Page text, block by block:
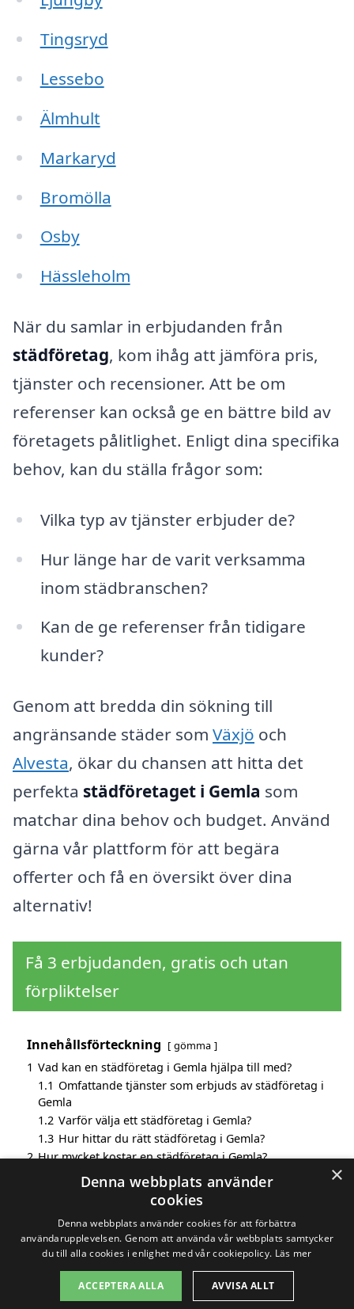
Tingsryd
Lessebo
Älmhult
Markaryd
Bromölla
Osby
Hässleholm
När du samlar in erbjudanden från
städföretag, kom ihåg att jämföra pris,
tjänster och recensioner. Att be om
referenser kan också ge en bättre bild av
företagets pålitlighet. Enligt dina specifika
behov, kan du ställa frågor som:
Vilka typ av tjänster erbjuder de?
Hur länge har de varit verksamma
inom städbranschen?
Kan de ge referenser från tidigare
kunder?
Genom att bredda din sökning till
angränsande städer som Växjö och
Alvesta, ökar du chansen att hitta det
perfekta städföretaget i Gemla som
matchar dina behov och budget. Använd
gärna vår plattform för att begära
offerter och få en översikt över dina
alternativ!
Få 3 erbjudanden, gratis och utan
förpliktelser
Innehållsförteckning gömma
1 Vad kan en städföretag i Gemla hjälpa till med?
1.1 Omfattande tjänster som erbjuds av städföretag i
Gemla
1.2 Varför välja ett städföretag i Gemla?
1.3 Hur hittar du rätt städföretag i Gemla?
2 Hur mycket kostar en städföretag i Gemla?
Fördelar med att välja städföretag i Gemla
Sök efter en skicklig städföretag i de omgivande
Copyright 2026 - Pilanto Aps
×
Denna webbplats använder
cookies
Denna webbplats använder cookies för att förbättra
användarupplevelsen. Genom att använda vår webbplats samtycker
du till alla cookies i enlighet med vår cookiepolicy. Läs mer
ACCEPTERA ALLA AVVISA ALLT